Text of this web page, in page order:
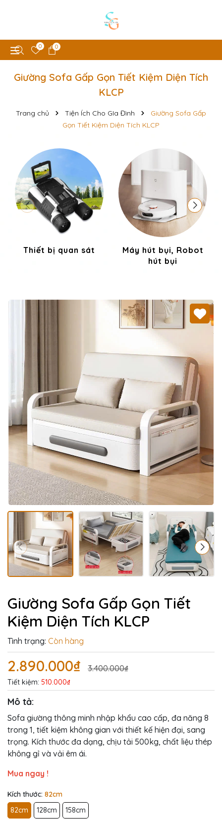
0 0
Giường Sofa Gấp Gọn Tiết Kiệm Diện Tích
KLCP
Trang chủ Tiện Ích Cho GIa Đình
Giường Sofa Gấp
Gọn Tiết Kiệm Diện Tích KLCP
Thiết bị quan sát
Máy hút bụi, Robot
hút bụi
Giường Sofa Gấp Gọn Tiết
Kiệm Diện Tích KLCP
Tình trạng: Còn hàng
2.890.000₫ 3.400.000₫
Tiết kiệm: 510.000₫
Mô tả:
Sofa giường thông minh nhập khẩu cao cấp, đa năng 8
trong 1, tiết kiệm không gian với thiết kế hiện đại, sang
trọng. Kích thước đa dạng, chịu tải 500kg, chất liệu thép
không gỉ và vải êm ái.
Mua ngay !
Kích thước: 82cm
82cm
128cm 158cm